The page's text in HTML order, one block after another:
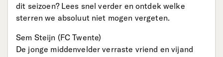
dit seizoen? Lees snel verder en ontdek welke
sterren we absoluut niet mogen vergeten.
Sem Steijn (FC Twente)
De jonge middenvelder verraste vriend en vijand